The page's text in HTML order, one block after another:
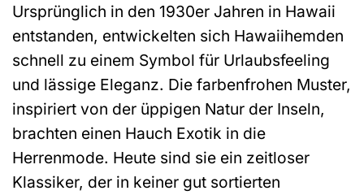
Ursprünglich in den 1930er Jahren in Hawaii
entstanden, entwickelten sich Hawaiihemden
schnell zu einem Symbol für Urlaubsfeeling
und lässige Eleganz. Die farbenfrohen Muster,
inspiriert von der üppigen Natur der Inseln,
brachten einen Hauch Exotik in die
Herrenmode. Heute sind sie ein zeitloser
Klassiker, der in keiner gut sortierten